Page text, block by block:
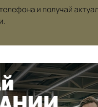
и получай